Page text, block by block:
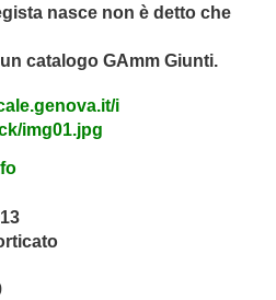
nasce non è detto che
catalogo GAmm Giunti.